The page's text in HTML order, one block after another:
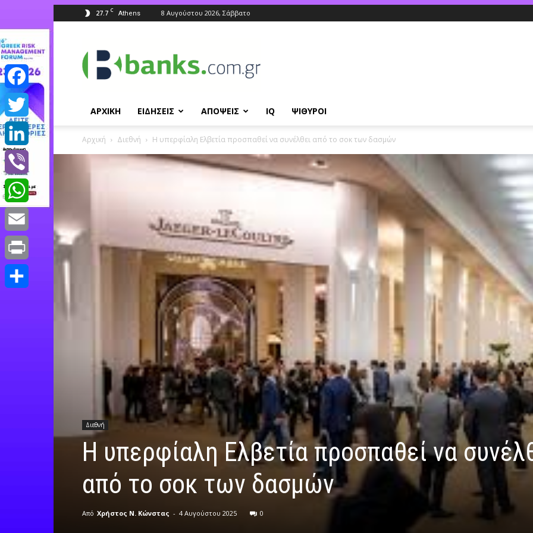
27.7 C Athens 8 Αυγούστου 2026, Σάββατο
ΑΡΧΙΚΗ ΕΙΔΗΣΕΙΣ ΑΠΟΨΕΙΣ IQ ΨΙΘΥΡΟΙ
Αρχική Διεθνή H υπερφίαλη Ελβετία προσπαθεί να συνέλθει από το σοκ των δασμών
Διεθνή
H υπερφίαλη Ελβετία προσπαθεί να
από το σοκ των δασμών
Από Χρήστος Ν. Κώνστας - 4 Αυγούστου 2025 0
Facebook
Twitter
LinkedIn
Viber
WhatsApp
Email
Print